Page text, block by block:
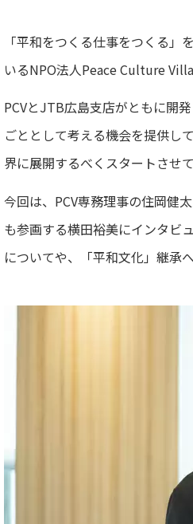
「平和をつくる仕事をつくる
いるNPO法人Peace Culture
PCVとJTB広島支店がともに開
ごととして考える機会を提供し
界に展開するべくスタートさせて
今回は、PCV専務理事の住岡健
も参画する横田裕美にインタビ
についてや、「平和文化」継承